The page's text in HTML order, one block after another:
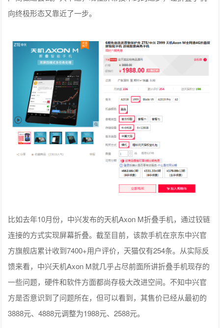
向终极形态又靠近了一步。
比如去年10月份，中兴发布的天机Axon M折叠手机，通过铰链
连接的方式实现屏幕折叠。截至目前，该款手机在京东中兴官
方旗舰店累计收到7400+用户评价，天猫仅有254条。从实际反
馈来看，中兴天机Axon M就几乎占尽前面所讲折叠手机现存的
一些问题，硬件和软件方面都尚存极大改进空间。不知中兴官
方是否意识到了问题所在，但可以看到，其售价已经从最初的
3888元、4888元调整为1988元、2588元。